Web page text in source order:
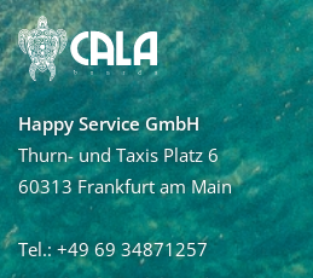
Nachname
Ja, ich möchte den
und regelmäßig mit
informiert werden. Die
jederzeit möglich.
Happy Service GmbH
Thurn- und Taxis Platz 6
60313 Frankfurt am Main
Tel.: +49 69 34871257